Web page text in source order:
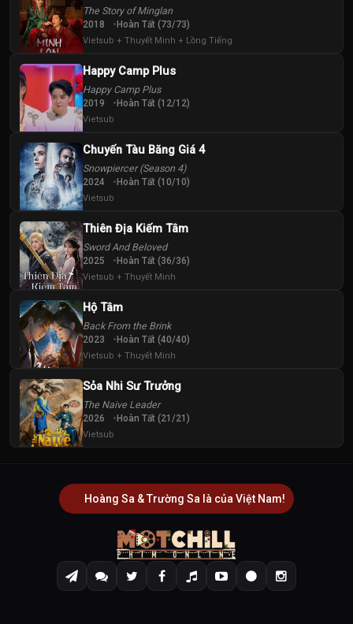
The Story of Minglan
2018 Hoàn Tất (73/73)
Vietsub + Thuyết Minh + Lồng Tiếng
Happy Camp Plus
Happy Camp Plus
2019 Hoàn Tất (12/12)
Vietsub
Chuyến Tàu Băng Giá 4
Snowpiercer (Season 4)
2024 Hoàn Tất (10/10)
Vietsub
Thiên Địa Kiếm Tâm
Sword And Beloved
2025 Hoàn Tất (36/36)
Vietsub + Thuyết Minh
Hộ Tâm
Back From the Brink
2023 Hoàn Tất (40/40)
Vietsub + Thuyết Minh
Sỏa Nhi Sư Trưởng
The Naive Leader
2026 Hoàn Tất (21/21)
Vietsub
Hoàng Sa & Trường Sa là của Việt Nam!